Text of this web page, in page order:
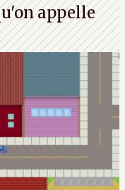
appelle